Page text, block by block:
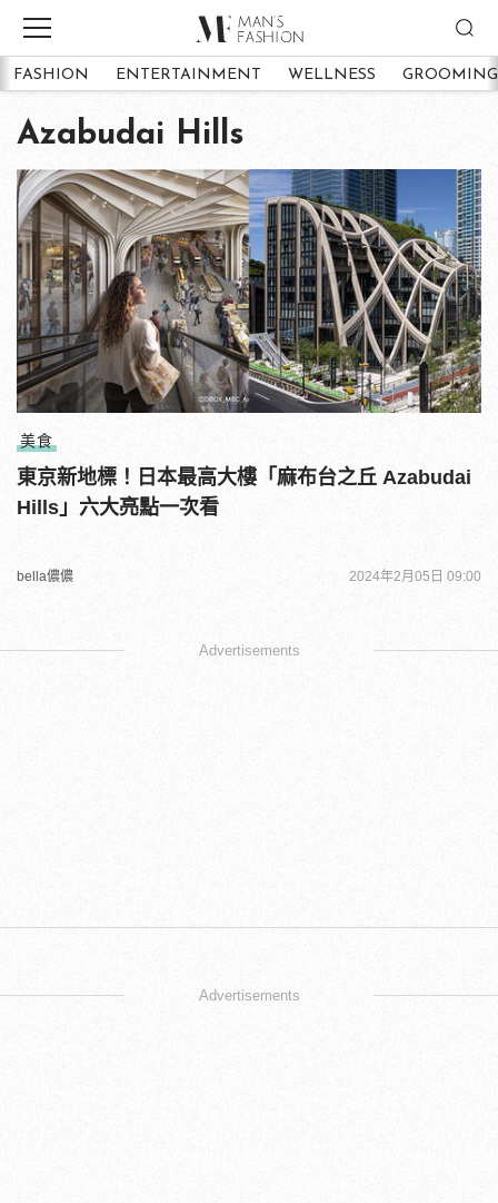
FASHION ENTERTAINMENT WELLNESS GROOMING
Azabudai Hills
美食
東京新地標！日本最高大樓「麻布台之丘 Azabudai
Hills」六大亮點一次看
bella儂儂 2024年2月05日 09:00
Advertisements
Advertisements